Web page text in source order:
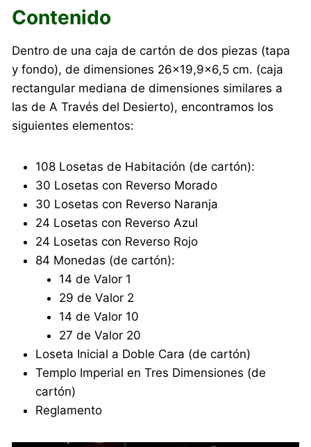
Contenido
Dentro de una caja de cartón de dos piezas (tapa
y fondo), de dimensiones 26×19,9×6,5 cm. (caja
rectangular mediana de dimensiones similares a
las de A Través del Desierto), encontramos los
siguientes elementos:
108 Losetas de Habitación (de cartón):
30 Losetas con Reverso Morado
30 Losetas con Reverso Naranja
24 Losetas con Reverso Azul
24 Losetas con Reverso Rojo
84 Monedas (de cartón):
14 de Valor 1
29 de Valor 2
14 de Valor 10
27 de Valor 20
Loseta Inicial a Doble Cara (de cartón)
Templo Imperial en Tres Dimensiones (de
cartón)
Reglamento